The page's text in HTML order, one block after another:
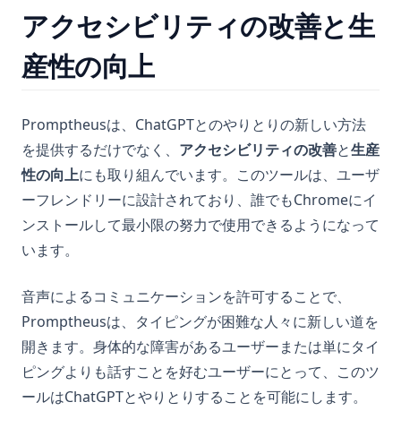
PythonにおけるSVM、概要とその使い方
PythonにおけるT検定とP値のデータ分析への応用
Pythonにおけるelifとは - 解説！
ニングチュートリアル
Pythonにおけるブール値とは？
Pythonにおける式とは何ですか？
Pythonにおける次元削減：知っておくべきトップのヒント
Pythonの__str__と__repr__の違い
Pythonの「何もしない」とは？Pass文の理解
Pythonのコンテキストマネージャ：Pythonのコンテキストマネ
ージャの完全ガイド
Pythonのパースとは？全てが解説される！
「No Module Named In Pandas」エラーの解決方法：詳細解
説
インデックスでPandas DataFrameをソートする
アクセシビリティの改善と生
産性の向上
Promptheusは、ChatGPTとのやりとりの新しい方法
を提供するだけでなく、 アクセシビリティの改善と生産
性の向上にも取り組んでいます。このツールは、ユーザ
ーフレンドリーに設計されており、誰でもChromeにイ
ンストールして最小限の努力で使用できるようになって
います。
音声によるコミュニケーションを許可することで、
Promptheusは、タイピングが困難な人々に新しい道を
開きます。身体的な障害があるユーザーまたは単にタイ
ピングよりも話すことを好むユーザーにとって、このツ
ールはChatGPTとやりとりすることを可能にします。